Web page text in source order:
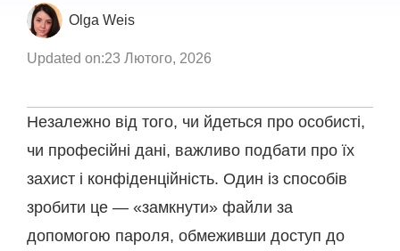
Olga Weis
Updated on:23 Лютого, 2026
Незалежно від того, чи йдеться про особисті,
чи професійні дані, важливо подбати про їх
захист і конфіденційність. Один із способів
зробити це — «замкнути» файли за
допомогою пароля, обмеживши доступ до